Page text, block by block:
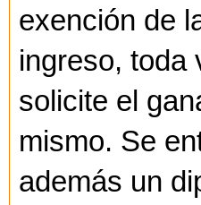
exención de
ingreso, toda
solicite el
mismo. Se
además un